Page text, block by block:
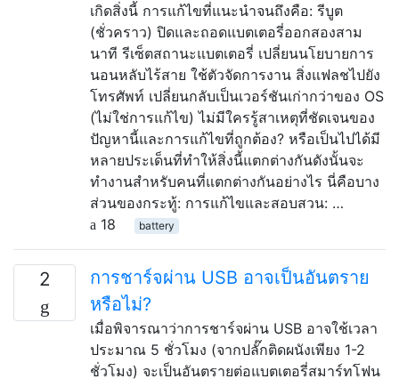
เกิดสิ่งนี้ การแก้ไขที่แนะนำจนถึงคือ: รีบูต
(ชั่วคราว) ปิดและถอดแบตเตอรี่ออกสองสาม
นาที รีเซ็ตสถานะแบตเตอรี่ เปลี่ยนนโยบายการ
นอนหลับไร้สาย ใช้ตัวจัดการงาน สิ่งแฟลชไปยัง
โทรศัพท์ เปลี่ยนกลับเป็นเวอร์ชันเก่ากว่าของ OS
(ไม่ใช่การแก้ไข) ไม่มีใครรู้สาเหตุที่ชัดเจนของ
ปัญหานี้และการแก้ไขที่ถูกต้อง? หรือเป็นไปได้มี
หลายประเด็นที่ทำให้สิ่งนี้แตกต่างกันดังนั้นจะ
ทำงานสำหรับคนที่แตกต่างกันอย่างไร นี่คือบาง
ส่วนของกระทู้: การแก้ไขและสอบสวน: …
18
battery
2
การชาร์จผ่าน USB อาจเป็นอันตราย
หรือไม่?
เมื่อพิจารณาว่าการชาร์จผ่าน USB อาจใช้เวลา
ประมาณ 5 ชั่วโมง (จากปลั๊กติดผนังเพียง 1-2
ชั่วโมง) จะเป็นอันตรายต่อแบตเตอรี่สมาร์ทโฟน